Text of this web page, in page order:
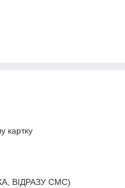
картку
ВІДРАЗУ СМС)